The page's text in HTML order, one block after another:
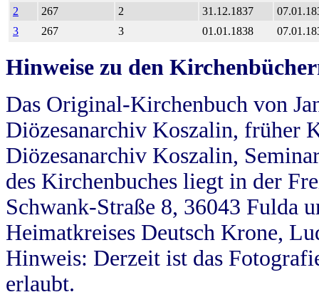
2
267 2 31.12.1837
3
267 3 01.01.1838
Hinweise zu den
Das Original-Kirchenbuch von
Diözesanarchiv Koszalin, früher
Diözesanarchiv Koszalin,
des Kirchenbuches liegt in der
Schwank-Straße 8, 36043 Fulda
Heimatkreises Deutsch Krone,
Hinweis: Derzeit ist das
erlaubt.